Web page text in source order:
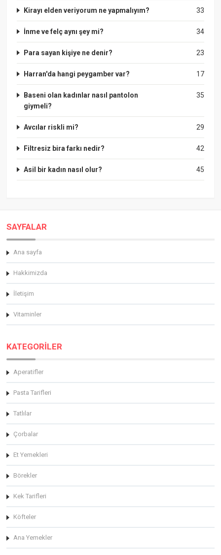
33
Kirayı elden veriyorum ne yapmalıyım?
34
İnme ve felç aynı şey mi?
23
Para sayan kişiye ne denir?
17
Harran'da hangi peygamber var?
35
Baseni olan kadınlar nasıl pantolon
giymeli?
29
Avcılar riskli mi?
42
Filtresiz bira farkı nedir?
45
Asil bir kadın nasıl olur?
SAYFALAR
Ana sayfa
Hakkimizda
İletişim
Vitaminler
KATEGORİLER
Aperatifler
Pasta Tarifleri
Tatlılar
Çorbalar
Et Yemekleri
Börekler
Kek Tarifleri
Köfteler
Ana Yemekler